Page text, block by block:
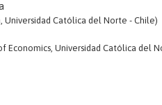
Universidad Católica del Norte - Chile)
Economics, Universidad Católica del